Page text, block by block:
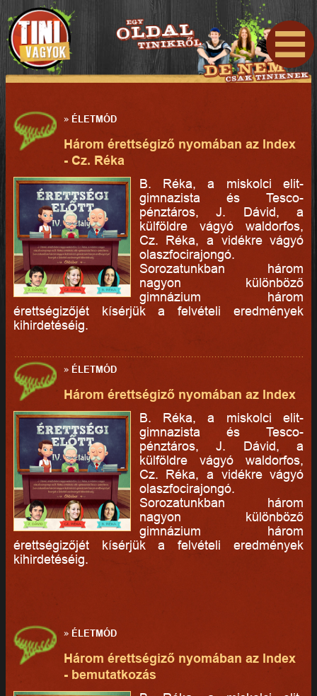
» ÉLETMÓD
Három érettségiző nyomában az Index
- Cz. Réka
B. Réka, a miskolci elit-
gimnazista és Tesco-
pénztáros, J. Dávid, a
külföldre vágyó waldorfos,
Cz. Réka, a vidékre vágyó
olaszfocirajongó.
Sorozatunkban három
nagyon különböző
gimnázium három
érettségizőjét kísérjük a felvételi eredmények
kihirdetéséig.
» ÉLETMÓD
Három érettségiző nyomában az Index
B. Réka, a miskolci elit-
gimnazista és Tesco-
pénztáros, J. Dávid, a
külföldre vágyó waldorfos,
Cz. Réka, a vidékre vágyó
olaszfocirajongó.
Sorozatunkban három
nagyon különböző
gimnázium három
érettségizőjét kísérjük a felvételi eredmények
kihirdetéséig.
» ÉLETMÓD
Három érettségiző nyomában az Index
- bemutatkozás